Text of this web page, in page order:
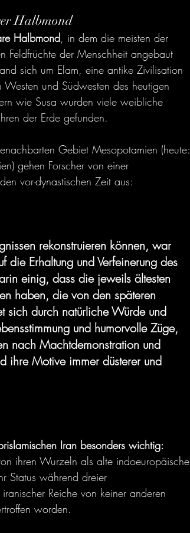
Halbmond
Halbmond, in dem die meisten der
Feldfrüchte der Menschheit angebaut
sich um Elam, eine antike Zivilisation
Westen und Südwesten des heutigen
wie Susa wurden viele weibliche
der Erde gefunden.
Gebiet Mesopotamien (heute:
gehen Forscher von einer
vor-dynastischen Zeit aus:
rekonstruieren können, war
die Erhaltung und Verfeinerung des
einig, dass die jeweils ältesten
haben, die von den späteren
sich durch natürliche Würde und
und humorvolle Züge,
nach Machtdemonstration und
ihre Motive immer düsterer und
Iran besonders wichtig:
ihren Wurzeln als alte indoeuropäische
Status während dreier
Reiche von keiner anderen
worden.